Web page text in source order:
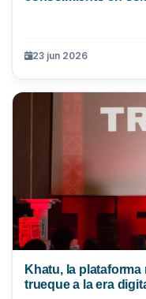
23 jun 2026
Khatu, la plataforma
trueque a la era